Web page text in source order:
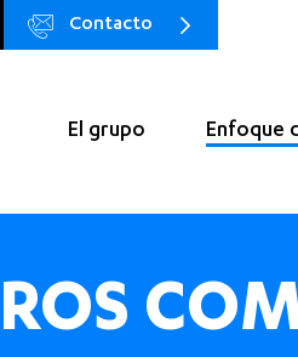
El grupo Enfoque
Menu
preheader
Contacto